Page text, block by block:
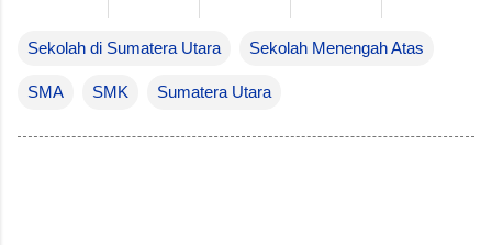
Sekolah di Sumatera Utara Sekolah Menengah Atas
SMA SMK Sumatera Utara